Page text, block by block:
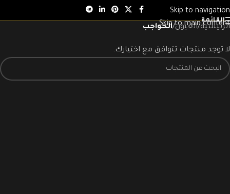
Skip to navigation
Skip to main content
القائمة
الرئيسية/العيون/الحواجب
لا توجد منتجات تتوافق مع اختيارك.